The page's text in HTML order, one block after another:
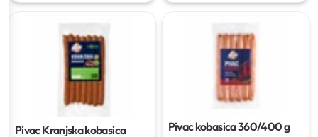
Pivac Kranjska kobasica Pivac kobasica360/400 g